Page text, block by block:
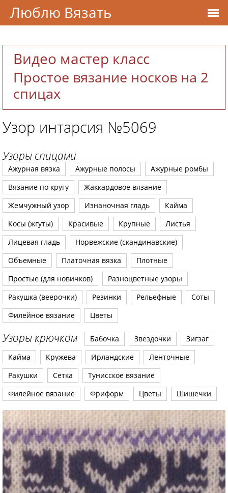
Видео мастер класс
Простое вязание носков на 2
спицах
Узор интарсия №5069
Узоры спицами
Ажурная вязка Ажурные полосы
Ажурные ромбы
Вязание по кругу
Жаккардовое вязание
Жемчужный узор
Изнаночная гладь
Кайма
Косы (жгуты)
Красивые Крупные
Листья
Лицевая гладь
Норвежские (скандинавские)
Объемные
Платочная вязка
Плотные
Простые (для новичков)
Разноцветные узоры
Ракушка (веерочки)
Резинки Рельефные
Соты
Филейное вязание
Цветы
Узоры крючком Бабочка Звездочки
Зигзаг
Кайма
Кружева Ирландские
Ленточные
Ракушки
Сетка
Тунисское вязание
Филейное вязание
Фриформ Цветы Шишечки
Люблю Вязать